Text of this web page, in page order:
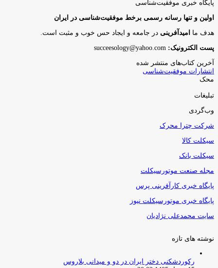
پایگاه‌ خبری موفقیت‌شناسی
اولین و تنها رسانه رسمی برخط موفقیت‌شناسی در ایران
هدف ما امیدآفرینی در جامعه و ایجاد حس خوب و مثبت است.
پست الکترونیک:
آخرین کتاب‌های منتشر شده
انتشارات موفقیت‌شناسی
محک
تبلیغات
وب‌گردی
شرکت چترا محرک
سیکلت کالا
سیکلت بانک
مجله صنعت موتورسیکلت
پایگاه خبری کارآفرینی پرس
پایگاه خبری موتورسیکلت نیوز
سایت محمدعلی نژادیان
نوشته های تازه
رکوردشکنی دختر ایران در دو و میدانی بلاروس